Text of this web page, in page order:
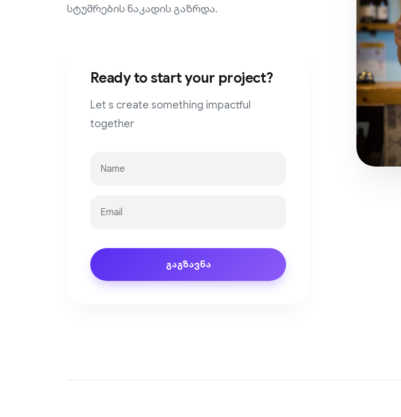
სტუმრების ნაკადის გაზრდა.
Ready to start your project?
Let s create something impactful
together
გაგზავნა